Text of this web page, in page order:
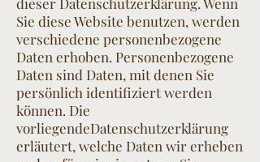
Sie diese Website benutzen, werden
verschiedene personenbezogene
Daten erhoben. Personenbezogene
Daten sind Daten, mit denen Sie
persönlich identifiziert werden
können. Die
vorliegendeDatenschutzerklärung
erläutert, welche Daten wir erheben